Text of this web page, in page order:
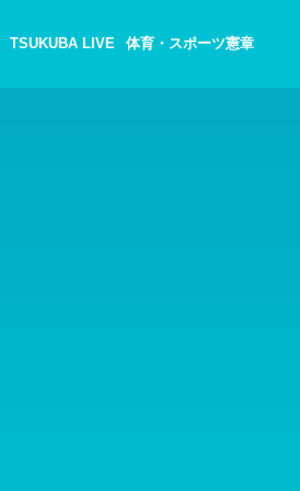
TSUKUBA LIVE 体育・スポーツ憲章